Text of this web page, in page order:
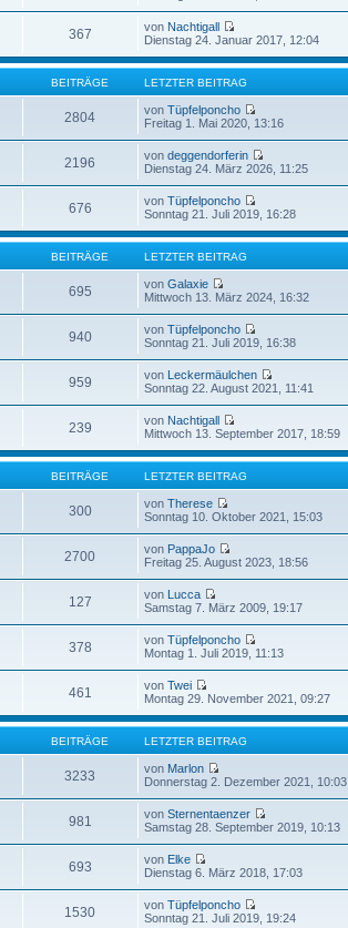
367 von Nachtigall
Dienstag 24. Januar 2017, 12:04
BEITRÄGE LETZTER BEITRAG
2804 vonTüpfelponcho
Freitag 1. Mai 2020, 13:16
2196 vondeggendorferin
Dienstag 24. März 2026, 11:25
676 vonTüpfelponcho
Sonntag 21. Juli 2019, 16:28
BEITRÄGE LETZTER BEITRAG
695 vonGalaxie
Mittwoch 13. März 2024, 16:32
940 vonTüpfelponcho
Sonntag 21. Juli 2019, 16:38
959 von Leckermäulchen
Sonntag 22. August 2021, 11:41
239 von Nachtigall
Mittwoch 13. September 2017, 18:59
BEITRÄGE LETZTER BEITRAG
300 vonTherese
Sonntag 10. Oktober 2021, 15:03
2700 von PappaJo
Freitag 25. August 2023, 18:56
127 von Lucca
Samstag 7. März 2009, 19:17
378 vonTüpfelponcho
Montag 1. Juli 2019, 11:13
461 vonTwei
Montag 29. November 2021, 09:27
BEITRÄGE LETZTER BEITRAG
3233 von Marlon
Donnerstag 2. Dezember 2021, 10:03
981 vonSternentaenzer
Samstag 28. September 2019, 10:13
693 von Elke
Dienstag 6. März 2018, 17:03
1530 vonTüpfelponcho
Sonntag 21. Juli 2019, 19:24